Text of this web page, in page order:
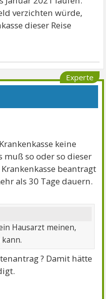
verzichten würde,
dieser Reise
Experte
keine
muß so oder so dieser
beantragt
als 30 Tage dauern.
Hausarzt meinen,
? Damit hätte